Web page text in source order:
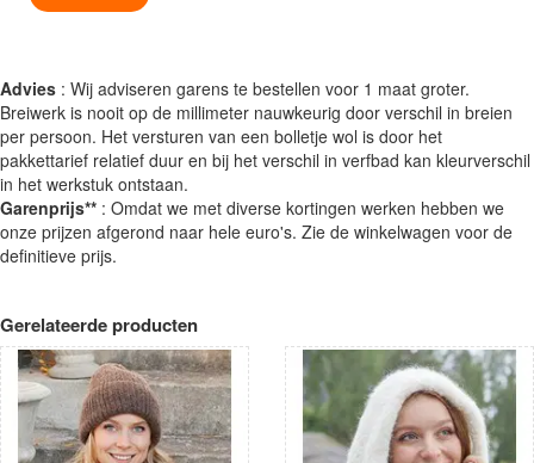
Advies : Wij adviseren garens te bestellen voor 1 maat groter.
Breiwerk is nooit op de millimeter nauwkeurig door verschil in breien
per persoon. Het versturen van een bolletje wol is door het
pakkettarief relatief duur en bij het verschil in verfbad kan kleurverschil
in het werkstuk ontstaan.
Garenprijs** : Omdat we met diverse kortingen werken hebben we
onze prijzen afgerond naar hele euro's. Zie de winkelwagen voor de
definitieve prijs.
Gerelateerde producten